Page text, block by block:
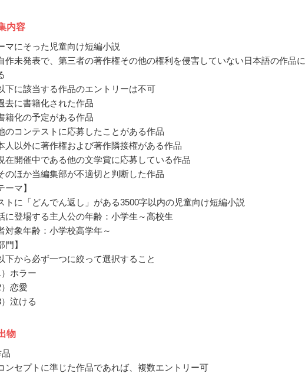
内容
マにそった児童向け短編小説
作未発表で、第三者の著作権その他の権利を侵害していない日本語の作品に
下に該当する作品のエントリーは不可
去に書籍化された作品
籍化の予定がある作品
のコンテストに応募したことがある作品
人以外に著作権および著作隣接権がある作品
在開催中である他の文学賞に応募している作品
のほか当編集部が不適切と判断した作品
ーマ】
トに「どんでん返し」がある3500字以内の児童向け短編小説
に登場する主人公の年齢：小学生～高校生
対象年齢：小学校高学年～
門】
下から必ず一つに絞って選択すること
）ホラー
）恋愛
）泣ける
物
ンセプトに準じた作品であれば、複数エントリー可